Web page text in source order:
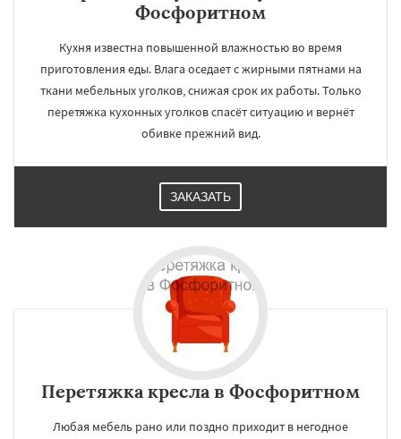
Фосфоритном
Кухня известна повышенной влажностью во время
приготовления еды. Влага оседает с жирными пятнами на
ткани мебельных уголков, снижая срок их работы. Только
перетяжка кухонных уголков спасёт ситуацию и вернёт
обивке прежний вид.
ЗАКАЗАТЬ
Перетяжка кресла в Фосфоритном
Любая мебель рано или поздно приходит в негодное